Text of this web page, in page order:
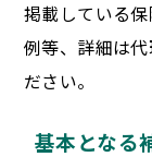
掲載している
例等、詳細は
ださい。
基本となる